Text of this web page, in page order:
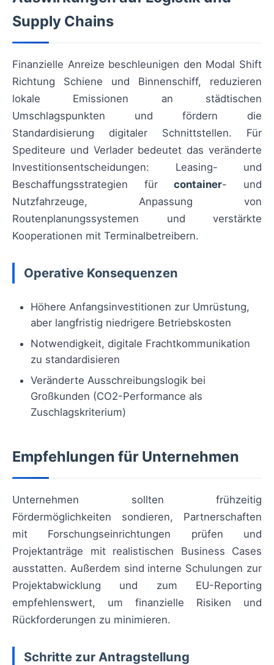
Supply Chains
Finanzielle Anreize beschleunigen den Modal Shift
Richtung Schiene und Binnenschiff, reduzieren
lokale Emissionen an städtischen
Umschlagspunkten und fördern die
Standardisierung digitaler Schnittstellen. Für
Spediteure und Verlader bedeutet das veränderte
Investitionsentscheidungen: Leasing- und
Beschaffungsstrategien fürcontainer- und
Nutzfahrzeuge, Anpassung von
Routenplanungssystemen und verstärkte
Kooperationen mit Terminalbetreibern.
Operative Konsequenzen
Höhere Anfangsinvestitionen zur Umrüstung,
aber langfristig niedrigere Betriebskosten
Notwendigkeit, digitale Frachtkommunikation
zu standardisieren
Veränderte Ausschreibungslogik bei
Großkunden (CO2-Performance als
Zuschlagskriterium)
Empfehlungen für Unternehmen
Unternehmen sollten frühzeitig
Fördermöglichkeiten sondieren, Partnerschaften
mit Forschungseinrichtungen prüfen und
Projektanträge mit realistischen Business Cases
ausstatten. Außerdem sind interne Schulungen zur
Projektabwicklung und zum EU-Reporting
empfehlenswert, um finanzielle Risiken und
Rückforderungen zu minimieren.
Schritte zur Antragstellung